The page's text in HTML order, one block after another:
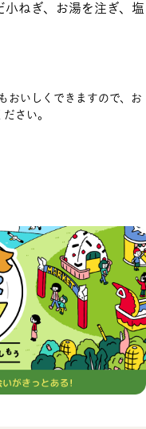
ねぎ、お湯を注ぎ、塩
おいしくできますので、お
さい。